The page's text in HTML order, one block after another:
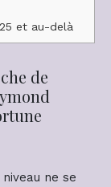
et au-delà
de
ne se